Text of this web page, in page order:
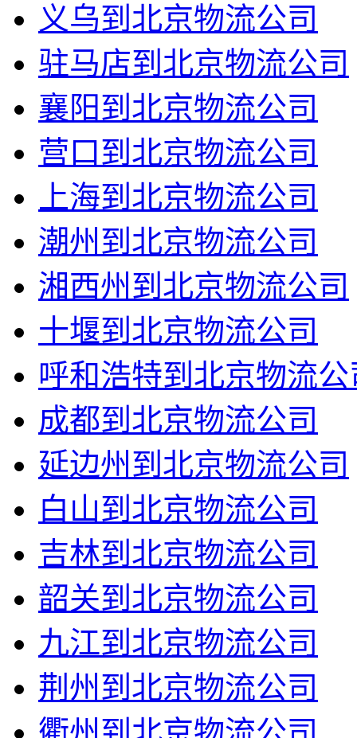
义乌到北京物流公司
驻马店到北京物流公司
襄阳到北京物流公司
营口到北京物流公司
上海到北京物流公司
潮州到北京物流公司
湘西州到北京物流公司
十堰到北京物流公司
呼和浩特到北京物流公
成都到北京物流公司
延边州到北京物流公司
白山到北京物流公司
吉林到北京物流公司
韶关到北京物流公司
九江到北京物流公司
荆州到北京物流公司